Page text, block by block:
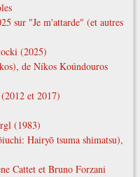
sur "Je m'attarde" (et autres
(2025)
de Níkos Koúndouros
et 2017)
(1983)
Hairyō tsuma shimatsu),
Cattet et Bruno Forzani